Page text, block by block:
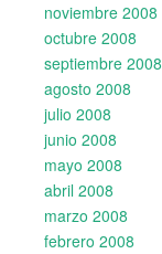
noviembre 2008
octubre 2008
septiembre 2008
agosto 2008
julio 2008
junio 2008
mayo 2008
abril 2008
marzo 2008
febrero 2008